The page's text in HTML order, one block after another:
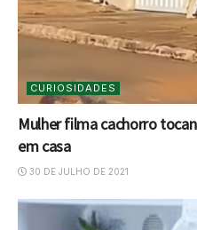
CURIOSIDADES
Mulher filma cachorro
em casa
30 DE JULHO DE 2021